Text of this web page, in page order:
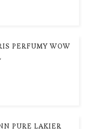
PERFUMY WOW
PURE LAKIER